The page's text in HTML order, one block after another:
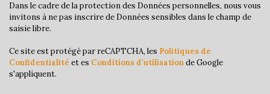
Nombre d'enfants par famille
0,75
Familles sans enfant
Familles avec 1 ou 2 enfants
Maisons
Dans le cadre de la protection des Données personnelles, nous vous
invitons à ne pas inscrire de Données sensibles dans le champ de
saisie libre.
Ce site est protégé par reCAPTCHA, les Politiques de
Confidentialité et es Conditions d'utilisationde Google
s'appliquent.